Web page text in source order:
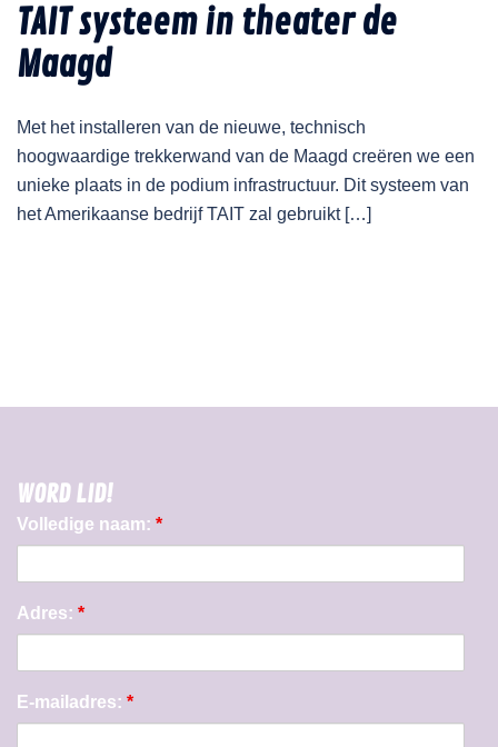
TAIT systeem in theater de
Maagd
Met het installeren van de nieuwe, technisch
hoogwaardige trekkerwand van de Maagd creëren we een
unieke plaats in de podium infrastructuur. Dit systeem van
het Amerikaanse bedrijf TAIT zal gebruikt […]
WORD LID!
Volledige naam: *
Adres: *
E-mailadres: *